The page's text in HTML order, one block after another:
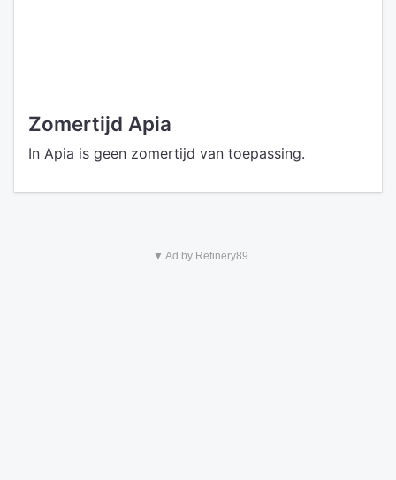
Zomertijd Apia
In Apia is geen zomertijd van toepassing.
▼ Ad by Refinery89